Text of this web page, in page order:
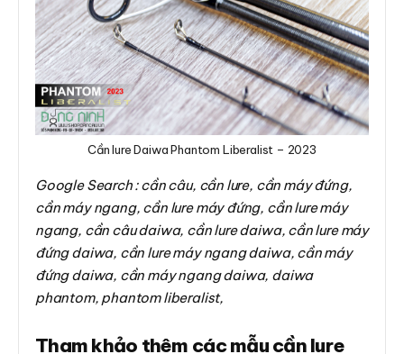
Cần lure Daiwa Phantom Liberalist – 2023
Google Search : cần câu, cần lure, cần máy đứng,
cần máy ngang, cần lure máy đứng, cần lure máy
ngang, cần câu daiwa, cần lure daiwa, cần lure máy
đứng daiwa, cần lure máy ngang daiwa, cần máy
đứng daiwa, cần máy ngang daiwa, daiwa
phantom, phantom liberalist,
Tham khảo thêm các mẫu cần lure